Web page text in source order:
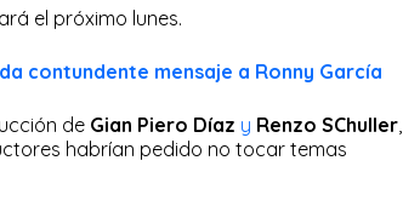
el próximo lunes.
contundente mensaje a Ronny García
de Gian Piero Díaz y Renzo SChuller
habrían pedido no tocar temas